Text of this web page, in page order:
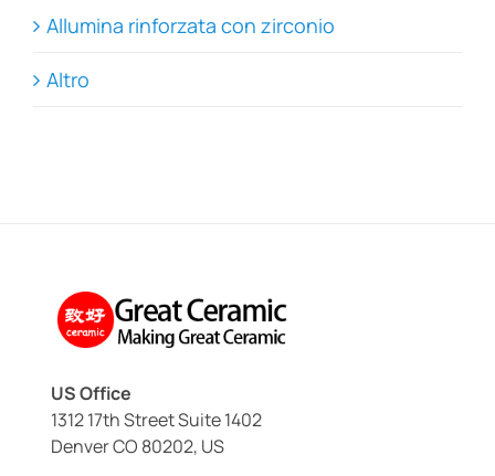
Allumina rinforzata con zirconio
Altro
US Office
1312 17th Street Suite 1402
Denver CO 80202, US